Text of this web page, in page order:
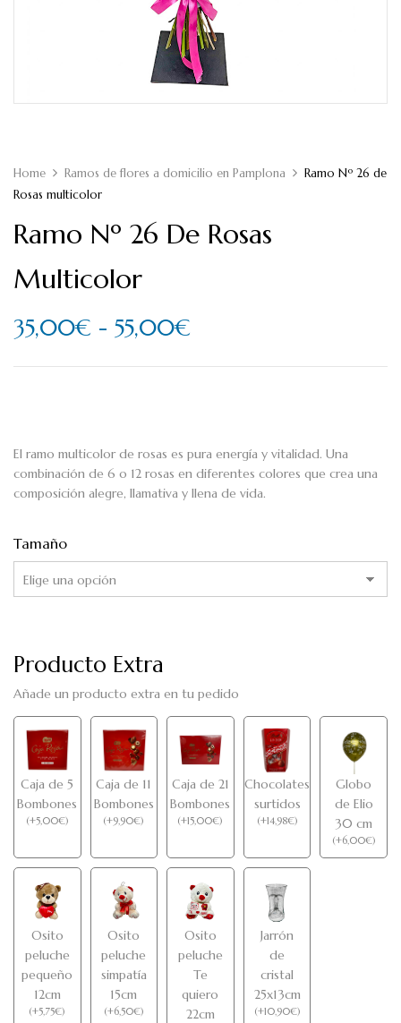
Home Ramos de flores a domicilio en Pamplona
Ramo Nº 26 de
Rosas multicolor
Ramo Nº 26 De Rosas
Multicolor
35,00€ - 55,00€
El ramo multicolor de rosas es pura energía y vitalidad. Una
combinación de 6 o 12 rosas en diferentes colores que crea una
composición alegre, llamativa y llena de vida.
Tamaño
Producto Extra
Añade un producto extra en tu pedido
Caja de 5
Bombones
(+5,00€)
Caja de 11
Bombones
(+9,90€)
Caja de 21
Bombones
(+15,00€)
Chocolates
surtidos
(+14,98€)
Globo
de Elio
30 cm
(+6,00€)
Osito
peluche
pequeño
12cm
(+5,75€)
Osito
peluche
simpatía
15cm
(+6,50€)
Osito
peluche
Te
quiero
22cm
Jarrón
de
cristal
25x13cm
(+10,90€)